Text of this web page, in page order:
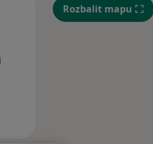
Út St
12 Srpen
Rozbalit mapu